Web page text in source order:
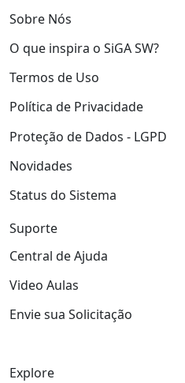
Sobre Nós
O que inspira o SiGA SW?
Termos de Uso
Política de Privacidade
Proteção de Dados - LGPD
Novidades
Status do Sistema
Suporte
Central de Ajuda
Video Aulas
Envie sua Solicitação
Explore